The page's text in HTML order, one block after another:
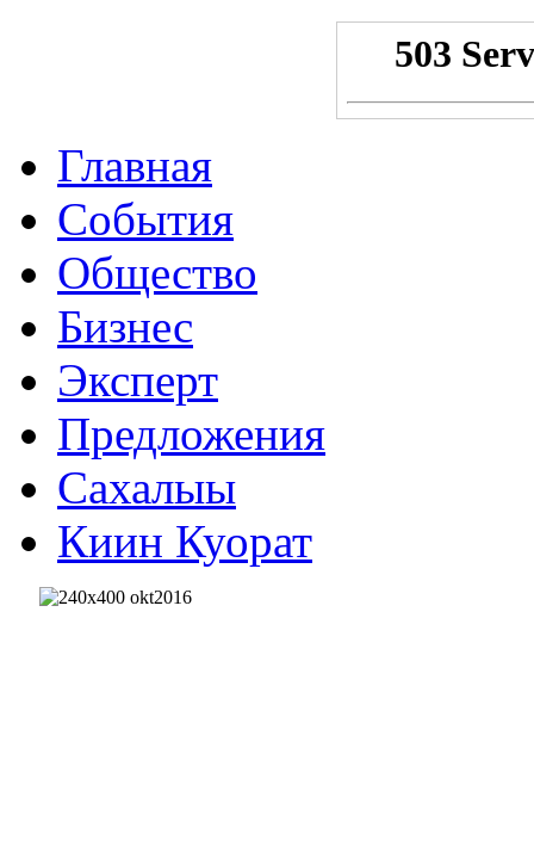
Главная
События
Общество
Бизнес
Эксперт
Предложения
Сахалыы
Киин Куорат